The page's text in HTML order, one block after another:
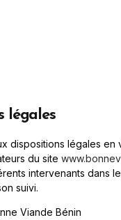
légales
dispositions légales en
du site
intervenants dans
suivi.
Viande Bénin